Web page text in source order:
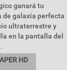
ganará tu
de galaxia perfecta
ultraterrestre y
en la pantalla del
HD